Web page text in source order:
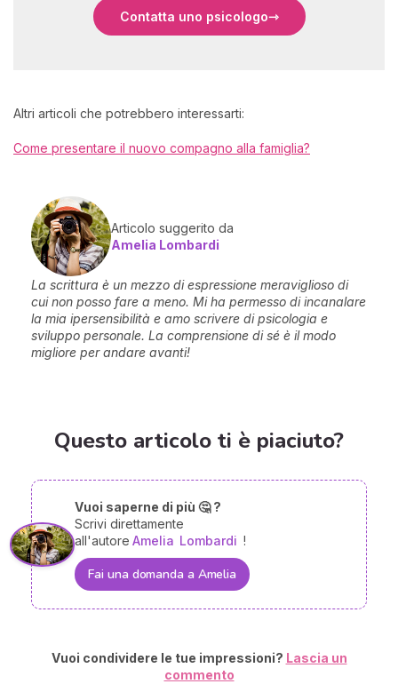
Contatta uno psicologo
Altri articoli che potrebbero interessarti:
Come presentare il nuovo compagno alla famiglia?
Articolo suggerito da
Amelia Lombardi
La scrittura è un mezzo di espressione meraviglioso di
cui non posso fare a meno. Mi ha permesso di incanalare
la mia ipersensibilità e amo scrivere di psicologia e
sviluppo personale. La comprensione di sé è il modo
migliore per andare avanti!
Questo articolo ti è piaciuto?
Vuoi saperne di più 🤔 ?
Scrivi direttamente
all'autore Amelia Lombardi !
Fai una domanda a Amelia
Vuoi condividere le tue impressioni? Lascia un
commento